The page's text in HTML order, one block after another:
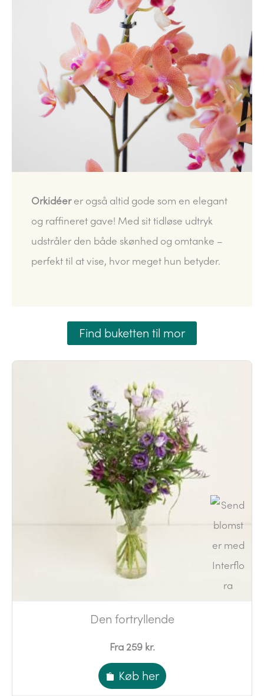
Orkidéerer også altid gode som en elegant
og raffineret gave! Med sit tidløse udtryk
udstråler den både skønhed og omtanke –
perfekt til at vise, hvor meget hun betyder.
Find buketten til mor
Den fortryllende
Fra 259 kr.
Køb her